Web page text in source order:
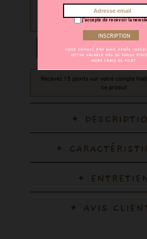
oui non
AJOUTER AU
Recevez 15 points sur votre compte
ce produit
AVIS
j'accepte de recevoir la